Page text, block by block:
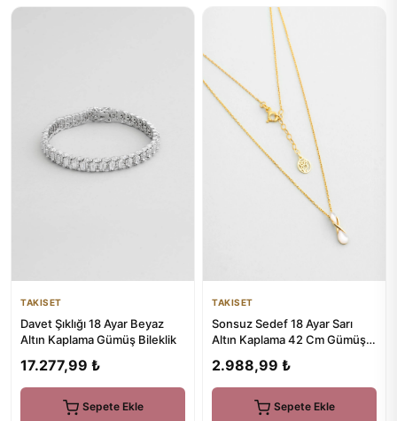
TAKISET
Davet Şıklığı 18 Ayar Beyaz
Altın Kaplama Gümüş Bileklik
17.277,99 ₺
Sepete Ekle
TAKISET
Sonsuz Sedef 18 Ayar Sarı
Altın Kaplama 42 Cm Gümüş
2.988,99 ₺
Sepete Ekle